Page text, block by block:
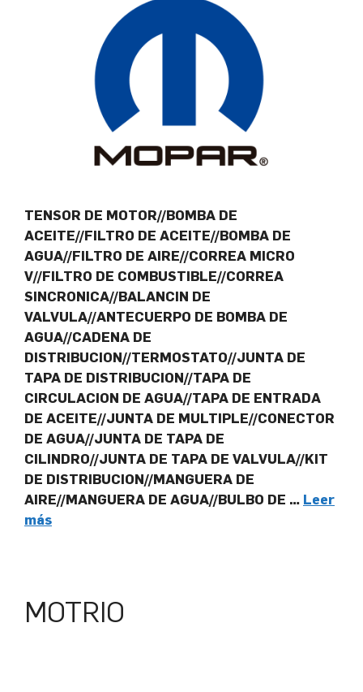
TENSOR DE MOTOR//BOMBA DE
ACEITE//FILTRO DE ACEITE//BOMBA DE
AGUA//FILTRO DE AIRE//CORREA MICRO
V//FILTRO DE COMBUSTIBLE//CORREA
SINCRONICA//BALANCIN DE
VALVULA//ANTECUERPO DE BOMBA DE
AGUA//CADENA DE
DISTRIBUCION//TERMOSTATO//JUNTA DE
TAPA DE DISTRIBUCION//TAPA DE
CIRCULACION DE AGUA//TAPA DE ENTRADA
DE ACEITE//JUNTA DE MULTIPLE//CONECTOR
DE AGUA//JUNTA DE TAPA DE
CILINDRO//JUNTA DE TAPA DE VALVULA//KIT
DE DISTRIBUCION//MANGUERA DE
AIRE//MANGUERA DE AGUA//BULBO DE … Leer
más
MOTRIO